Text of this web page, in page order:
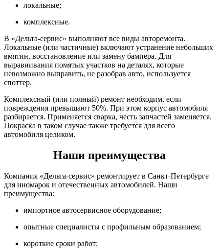
локальные;
комплексные.
В «Дельта-сервис» выполняют все виды авторемонта.
Локальные (или частичные) включают устранение небольших
вмятин, восстановление или замену бампера. Для
выравнивания помятых участков на деталях, которые
невозможно выправить, не разобрав авто, используется
споттер.
Комплексный (или полный) ремонт необходим, если
повреждения превышают 50%. При этом корпус автомобиля
разбирается. Применяется сварка, честь запчастей заменяется.
Покраска в таком случае также требуется для всего
автомобиля целиком.
Наши преимущества
Компания «Дельта-сервис» ремонтирует в Санкт-Петербурге
для иномарок и отечественных автомобилей. Наши
преимущества:
импортное автосервисное оборудование;
опытные специалисты с профильным образованием;
короткие сроки работ;